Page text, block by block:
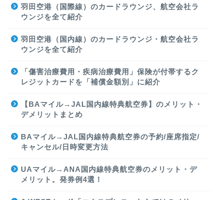
羽田空港（国際線）のカードラウンジ、航空会社ラ
ウンジを全て紹介
羽田空港（国内線）のカードラウンジ・航空会社ラ
ウンジを全て紹介
「傷害治療費用・疾病治療費用」保険が付帯するク
レジットカードを「補償金額別」に紹介
【BAマイル→JAL国内線特典航空券】のメリット・
デメリットまとめ
BAマイル→JAL国内線特典航空券の予約/座席指定/
キャンセル/日時変更方法
UAマイル→ANA国内線特典航空券のメリット・デ
メリット。発券例4選！